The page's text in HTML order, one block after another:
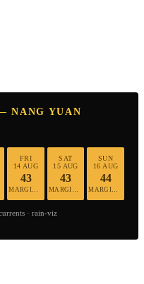
NANG YUAN
FRI
14 AUG
43
SAT
15 AUG
43
SUN
16 AUG
44
· rain-viz